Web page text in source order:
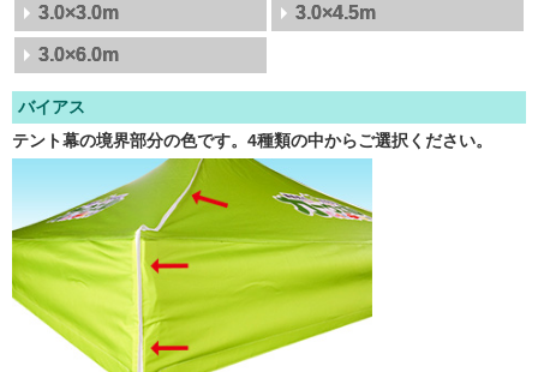
3.0×3.0m
3.0×3.0m 3.0×4.5m
3.0×4.5m
3.0×6.0m
3.0×6.0m
バイアス
テント幕の境界部分の色です。4種類の中からご選択ください。